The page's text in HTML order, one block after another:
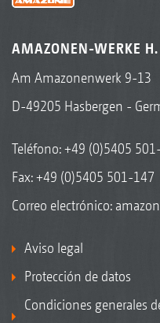
AMAZONEN-WERKE H.
Am Amazonenwerk 9-13
D-49205 Hasbergen -
Teléfono:+49 (0)5405
Fax: +49 (0)5405 501-147
Correo electrónico:
Aviso legal
Protección de datos
Condiciones generales